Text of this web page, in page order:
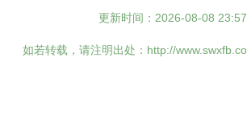
更新时间：2026-08-08
如若转载，请注明出处：http://